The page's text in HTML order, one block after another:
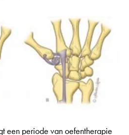
een periode van oefentherapie